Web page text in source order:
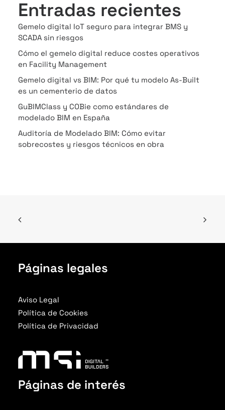
Entradas recientes
Gemelo digital IoT seguro para integrar BMS y
SCADA sin riesgos
Cómo el gemelo digital reduce costes operativos
en Facility Management
Gemelo digital vs BIM: Por qué tu modelo As-Built
es un cementerio de datos
GuBIMClass y COBie como estándares de
modelado BIM en España
Auditoría de Modelado BIM: Cómo evitar
sobrecostes y riesgos técnicos en obra
Páginas legales
Aviso Legal
Política de Cookies
Política de Privacidad
Páginas de interés